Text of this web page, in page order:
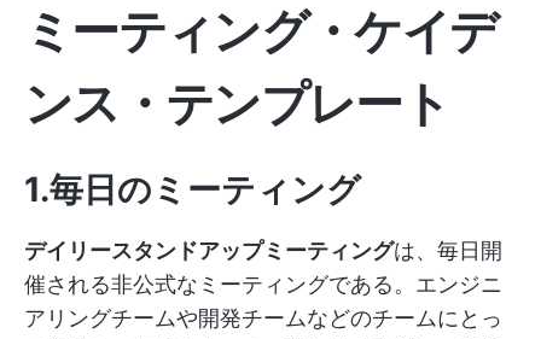
ミーティング・ケイデ
ンス・テンプレート
1.毎日のミーティング
デイリースタンドアップミーティングは、毎日開
催される非公式なミーティングである。エンジニ
アリングチームや開発チームなどのチームにとっ